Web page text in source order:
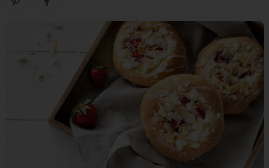
Zobacz nasze piny w serwisie Pinterest
Udostępnij ten przepis w serwisie Facebook